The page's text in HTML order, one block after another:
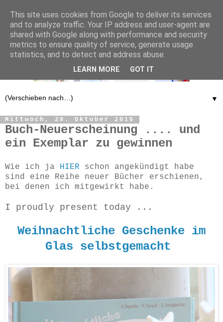
▼
Mittwoch, 28. Oktober 2015
Buch-Neuerscheinung .... und
ein Exemplar zu gewinnen
Wie ich ja HIER schon angekündigt habe
sind eine Reihe neuer Bücher erschienen,
bei denen ich mitgewirkt habe.
I proudly present today ...
Weihnachtliche Geschenke im
Glas selbstgemacht
This site uses cookies from Google to deliver its services
and to analyze traffic. Your IP address and user-agent are
shared with Google along with performance and security
metrics to ensure quality of service, generate usage
statistics, and to detect and address abuse.
LEARN MORE GOT IT